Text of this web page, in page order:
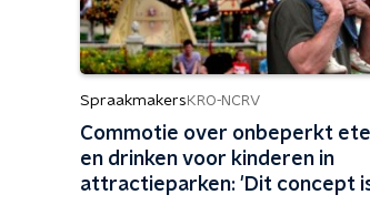
Spraakmakers KRO-NCRV
Commotie over onbeperkt
en drinken voor kinderen in
attractieparken: 'Dit concept